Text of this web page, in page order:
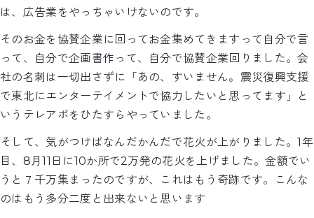
は、広告業をやっちゃいけないのです。
そのお金を協賛企業に回ってお金集めてきますって自分で言
って、自分で企画書作って、自分で協賛企業回りました。会
社の名刺は一切出さずに「あの、すいません。震災復興支援
で東北にエンターテイメントで協力したいと思ってます」と
いうテレアポをひたすらやっていました。
そして、気がつけばなんだかんだで花火が上がりました。1年
目、8月11日に10か所で2万発の花火を上げました。金額でい
うと７千万集まったのですが、これはもう奇跡です。こんな
のはもう多分二度と出来ないと思います